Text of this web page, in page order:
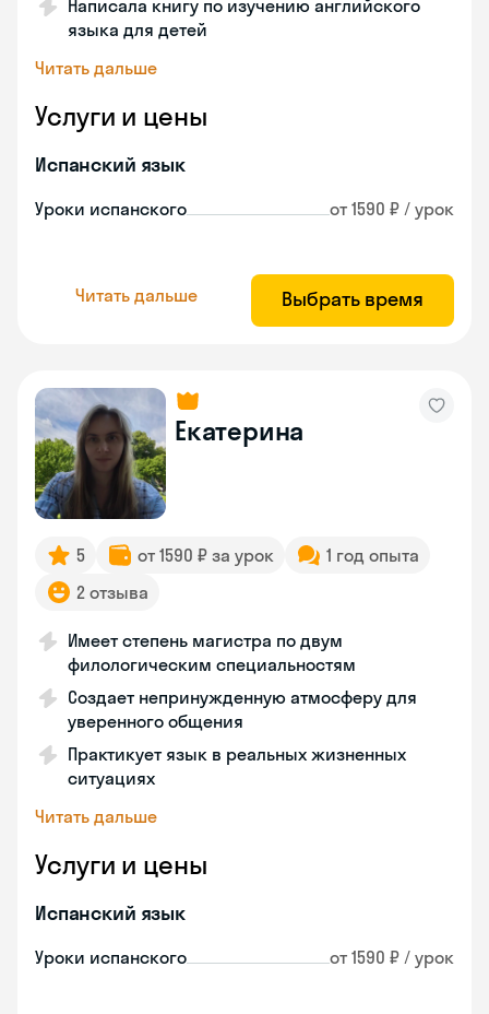
Написала книгу по изучению английского
языка для детей
Читать дальше
Услуги и цены
Испанский язык
Уроки испанского от 1590 ₽ / урок
Читать дальше Выбрать время
Екатерина
5 от 1590 ₽ за урок
1 год опыта
2 отзыва
Имеет степень магистра по двум
филологическим специальностям
Создает непринужденную атмосферу для
уверенного общения
Практикует язык в реальных жизненных
ситуациях
Читать дальше
Услуги и цены
Испанский язык
Уроки испанского от 1590 ₽ / урок